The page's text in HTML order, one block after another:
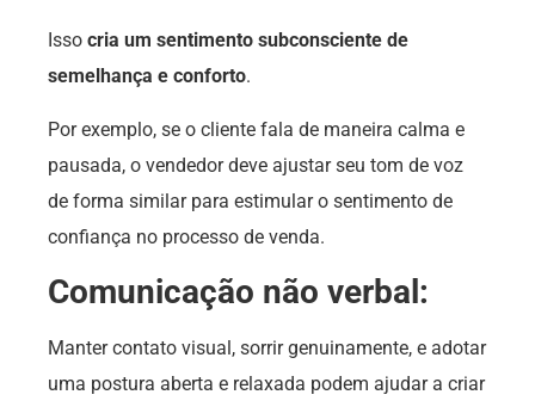
Isso cria um sentimento subconsciente de
semelhança e conforto.
Por exemplo, se o cliente fala de maneira calma e
pausada, o vendedor deve ajustar seu tom de voz
de forma similar para estimular o sentimento de
confiança no processo de venda.
Comunicação não verbal:
Manter contato visual, sorrir genuinamente, e adotar
uma postura aberta e relaxada podem ajudar a criar